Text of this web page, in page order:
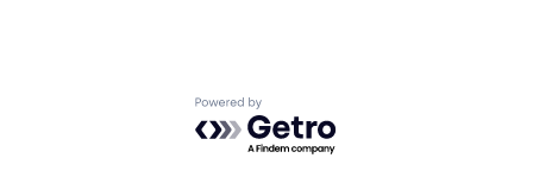
Powered by Getro.com